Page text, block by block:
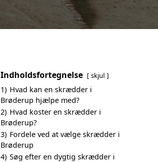
Indholdsfortegnelse skjul
1) Hvad kan en skrædder i
Brøderup hjælpe med?
2) Hvad koster en skrædder i
Brøderup?
3) Fordele ved at vælge skrædder i
Brøderup
4) Søg efter en dygtig skrædder i